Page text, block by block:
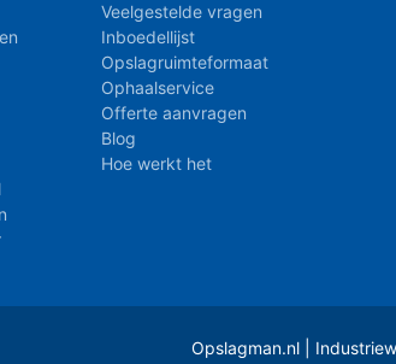
Veelgestelde vragen
Inboedellijst
Opslagruimteformaat
Ophaalservice
Offerte aanvragen
Blog
Hoe werkt het
Opslagman.nl |